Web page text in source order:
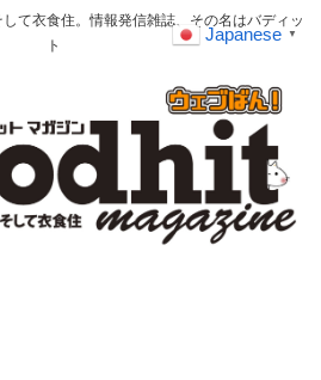
て衣食住。情報発信雑誌、その名はバディッ
ト
Japanese ▼